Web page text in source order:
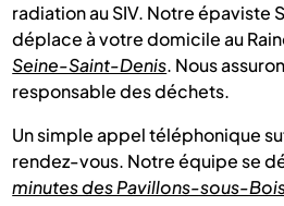
radiation au SIV. Notre épaviste
déplace à votre domicile au
Seine-Saint-Denis. Nous
responsable des déchets.
Un simple appel téléphonique
rendez-vous. Notre équipe se
minutes des Pavillons-sous-